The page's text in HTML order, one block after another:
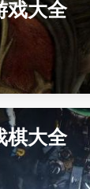
戏大全
棋大全